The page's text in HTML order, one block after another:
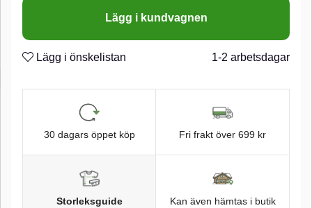
Lägg i kundvagnen
Lägg i önskelistan 1-2 arbetsdagar
30 dagars öppet köp Fri frakt över 699 kr
Storleksguide Kan även hämtas i butik